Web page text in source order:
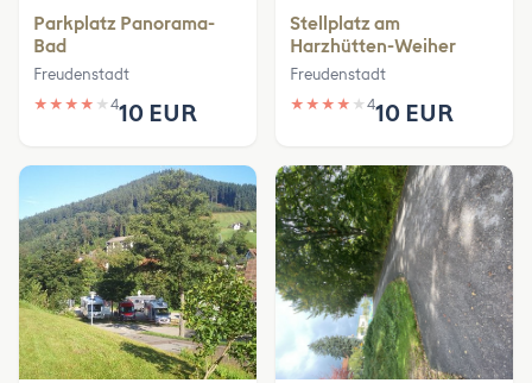
Parkplatz Panorama-
Bad
Freudenstadt
★ ★ ★ ★ ★ 410 EUR
Stellplatz am
Harzhütten-Weiher
Freudenstadt
★ ★ ★ ★ ★ 410 EUR